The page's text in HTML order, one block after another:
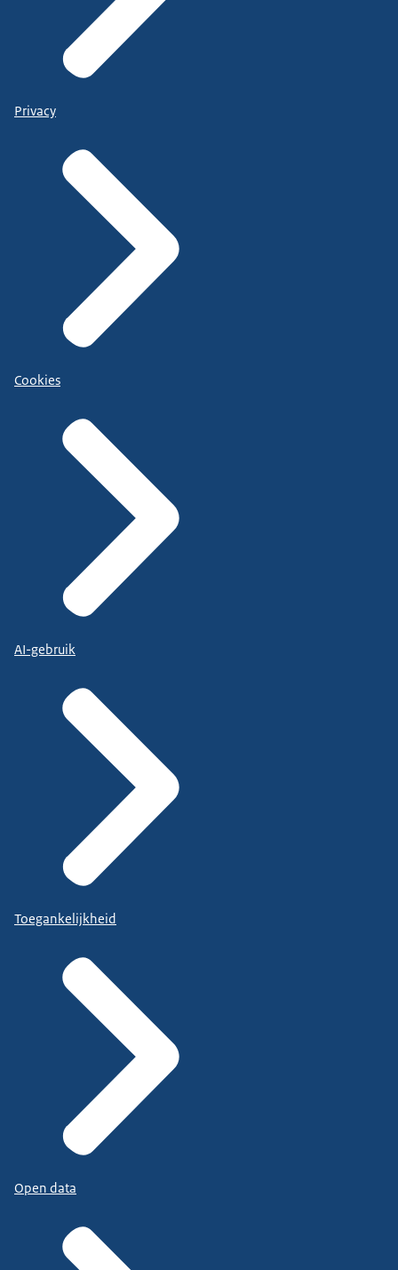
Privacy
Cookies
AI-gebruik
Toegankelijkheid
Open data